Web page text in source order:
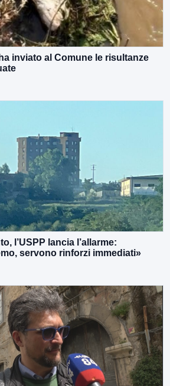
inviato al Comune le risultanze
l’USPP lancia l’allarme:
servono rinforzi immediati»